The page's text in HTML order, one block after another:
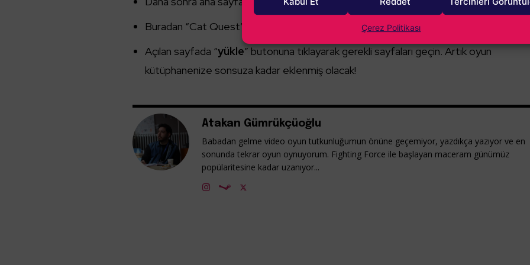
Çerez Politikası
Buradan “Cat Quest” isimli oyunun üzerine tıklayın.
Açılan sayfada “yükle” butonuna tıklayarak gerekli sayfaları geçin. Artık oyun
kütüphanenize sonsuza kadar eklenmiş olacak!
Atakan Gümrükçüoğlu
Babadan gelme video oyun tutkunluğumun önüne geçemiyor, yazdıkça yazıyor ve en
sonunda tekrar oyun oynuyorum. Fighting Force ile başlayan maceram günümüz
popülaritesine kadar uzanıyor...